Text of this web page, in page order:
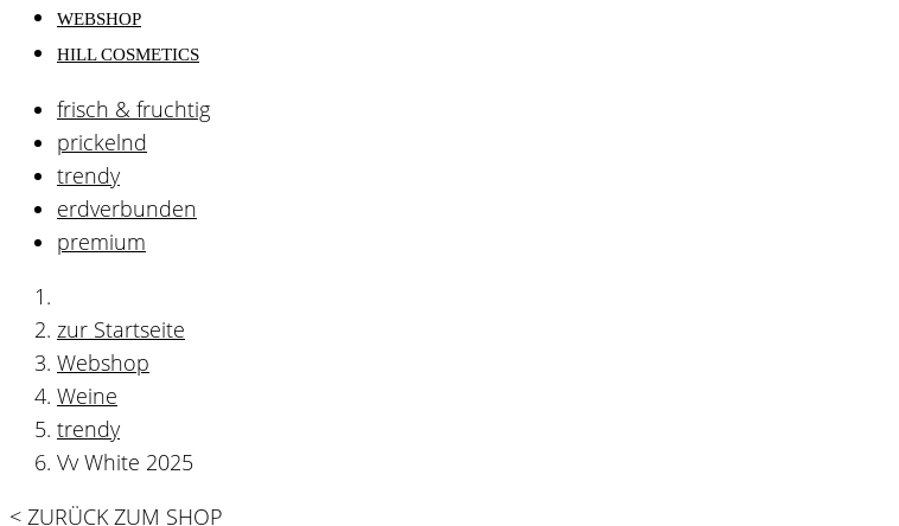
WEBSHOP
HILL COSMETICS
frisch & fruchtig
prickelnd
trendy
erdverbunden
premium
zur Startseite
Webshop
Weine
trendy
Vv White 2025
< ZURÜCK ZUM SHOP